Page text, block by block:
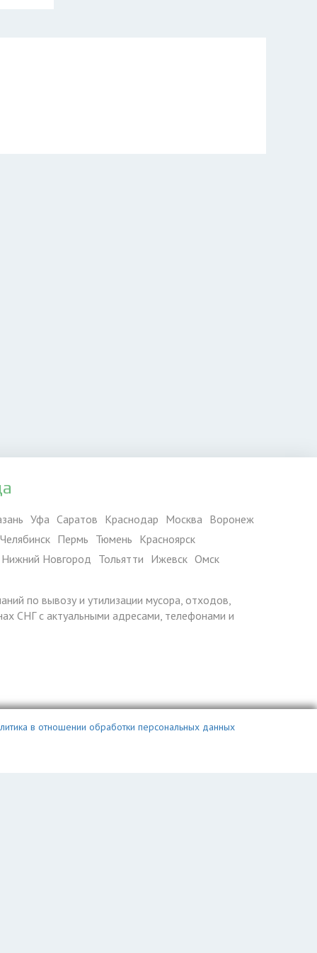
Уфа Саратов Краснодар Москва Воронеж
Челябинск Пермь Тюмень Красноярск
Нижний Новгород Тольятти Ижевск Омск
по вывозу и утилизации мусора, отходов,
СНГ с актуальными адресами, телефонами и
в отношении обработки персональных данных